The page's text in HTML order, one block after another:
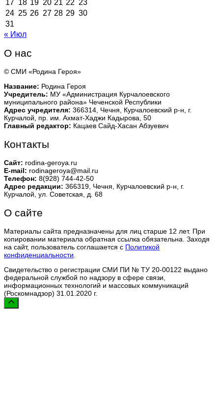
17 18 19 20 21 22 23
24 25 26 27 28 29 30
31
« Июл
О нас
© СМИ «Родина Героя»
Название: Родина Героя
Учредитель: МУ «Администрация Курчалоевского
муниципального района» Чеченской Республики
Адрес учредителя: 366314, Чечня, Курчалоевский р-н, г.
Курчалой, пр. им. Ахмат-Хаджи Кадырова, 50
Главный редактор: Кацаев Сайд-Хасан Абзуевич
Контакты
Сайт: rodina-geroya.ru
E-mail: rodinageroya@mail.ru
Телефон: 8(928) 744-42-50
Адрес редакции: 366319, Чечня, Курчалоевский р-н, г.
Курчалой, ул. Советская, д. 68
О сайте
Материалы сайта предназначены для лиц старше 12 лет. При
копировании материала обратная ссылка обязательна. Заходя
на сайт, пользователь соглашается с Политикой
конфиденциальности